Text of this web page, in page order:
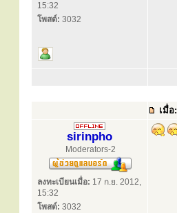
15:32
โพสต์: 3032
เมื่อ:
sirinpho
Moderators-2
ลงทะเบียนเมื่อ: 17 ก.ย. 2012,
15:32
โพสต์: 3032